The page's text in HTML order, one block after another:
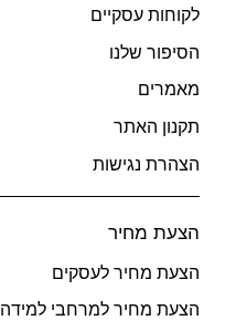
לקוחות עסקיים
הסיפור שלנו
מאמרים
תקנון האתר
הצהרת נגישות
הצעת מחיר
הצעת מחיר לעסקים
הצעת מחיר למרחבי למידה